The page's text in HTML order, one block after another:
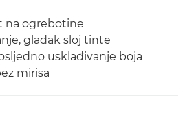
na ogrebotine
gladak sloj tinte
usklađivanje boja
mirisa